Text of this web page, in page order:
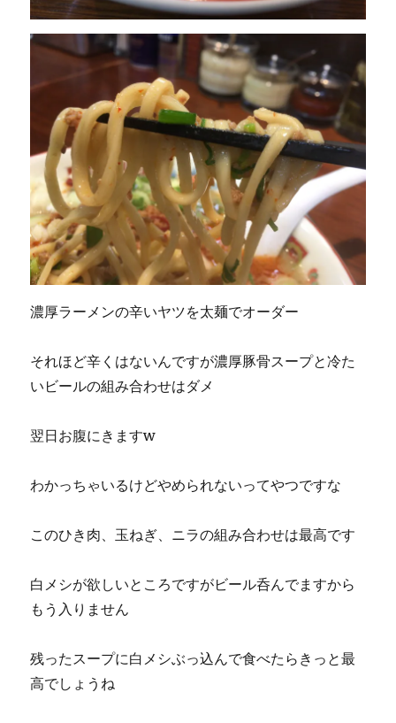
濃厚ラーメンの辛いヤツを太麺でオーダー
それほど辛くはないんですが濃厚豚骨スープと冷た
いビールの組み合わせはダメ
翌日お腹にきますw
わかっちゃいるけどやめられないってやつですな
このひき肉、玉ねぎ、ニラの組み合わせは最高です
白メシが欲しいところですがビール呑んでますから
もう入りません
残ったスープに白メシぶっ込んで食べたらきっと最
高でしょうね